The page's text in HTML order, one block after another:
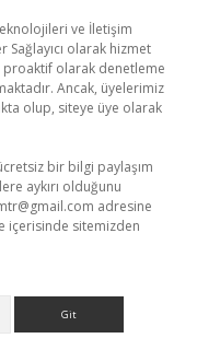
ve İletişim
Sağlayıcı olarak hizmet
olarak denetleme
Ancak, üyelerimiz
olup, siteye üye olarak
bir bilgi paylaşım
aykırı olduğunu
adresine
içerisinde sitemizden